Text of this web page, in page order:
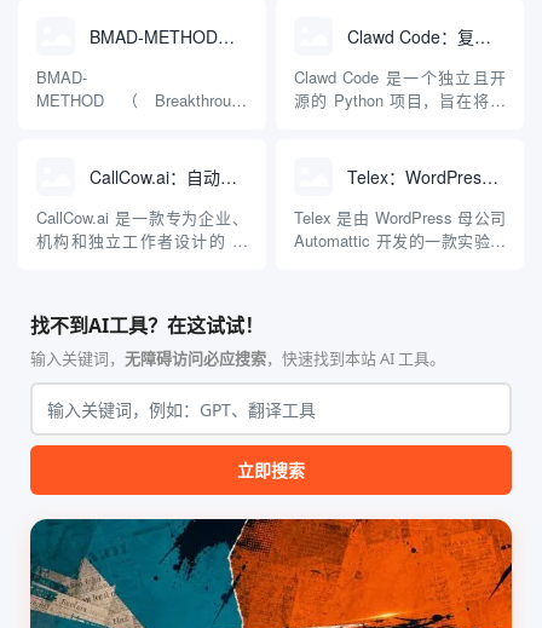
站工具或需要编写代码的复杂
平台不同，Acira AI 采用第一
性原则，让用户仅需通过与AI
聊天或发送一封电子邮件，就
迭代并部署达到生产级别的
Web应用程序。不同于仅能生
成静态交互原型的设计工具
（如Bolt或Lovable），For...
BMAD-METHOD：使用多个AI智能体协作构建软件的敏捷开发框架
BMAD-
METHOD（Breakthrough
费开源的AI驱动敏捷开发框
架。它旨在通过多个专业化AI
智能体（如产品经理、架构
师、开发者、UX设计师...
Clawd Code：复刻Claude Code泄露版本的Python开源移植代码
Clawd Code 是一个独立且开
源的 Python 项目，旨在将意
具调度机制进行 Python 开源
移植与复现。该项目最初由开
发者基于 oh-my-codex
(OmX...
CallCow.ai：自动接听商业电话并智能预约日程的AI语音智能体
CallCow.ai 是一款专为企业、
机构和独立工作者设计的 AI
入电话，确保企业不流失任何
一个潜在客户。当您在开会、
下班休息或业务繁忙无法接听
电话时，CallCow 能够以极低
的延迟与...
Telex：WordPress官方出品一键生成现代 WordPress 主题
Telex 是由 WordPress 母公司
Automattic 开发的一款实验性
言提示词，描述所需的区块结
构、样式设...
找不到AI工具？在这试试！
输入关键词， 无障碍访问必应搜索，快速找到本站 AI 工具。
立即搜索